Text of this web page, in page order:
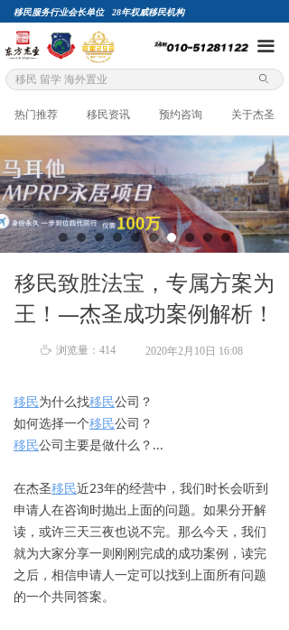
移民服务行业会长单位 28年权威移民机构
끀
ꄙ
热门推荐 移民资讯 预约咨询 关于杰圣
移民致胜法宝，专属方案为
王！—杰圣成功案例解析！
移民为什么找移民公司？
如何选择一个移民公司？
移民公司主要是做什么？...
在杰圣移民近23年的经营中，我们时长会听到
申请人在咨询时抛出上面的问题。如果分开解
读，或许三天三夜也说不完。那么今天，我们
就为大家分享一则刚刚完成的成功案例，读完
之后，相信申请人一定可以找到上面所有问题
的一个共同答案。
2020年2月10日 16:08
ꄘ 浏览量： 414